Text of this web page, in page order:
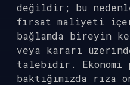
değildir; bu
fırsat maliyeti
bağlamda bireyin
veya kararı
talebidir. Ekonomi
baktığımızda rıza